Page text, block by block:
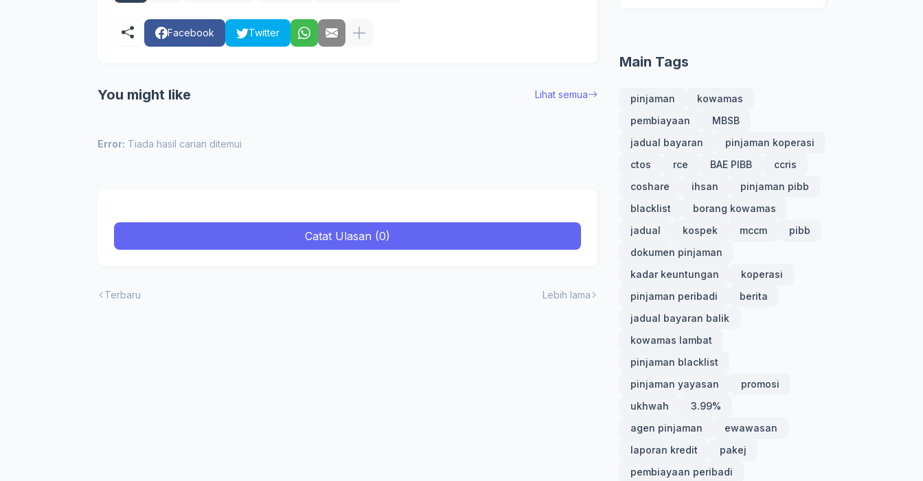
Facebook Twitter
You might like Lihat semua
Error: Tiada hasil carian ditemui
Catat Ulasan (0)
Terbaru Lebih lama
Main Tags
pinjaman
kowamas
pembiayaan
MBSB
jadual bayaran
pinjaman koperasi
ctos
rce BAE PIBB
ccris
coshare
ihsan
pinjaman pibb
blacklist
borang kowamas
jadual
kospek mccm
pibb
dokumen pinjaman
kadar keuntungan
koperasi
pinjaman peribadi
berita
jadual bayaran balik
kowamas lambat
pinjaman blacklist
pinjaman yayasan
promosi
ukhwah
3.99%
agen pinjaman
ewawasan
laporan kredit
pakej
pembiayaan peribadi